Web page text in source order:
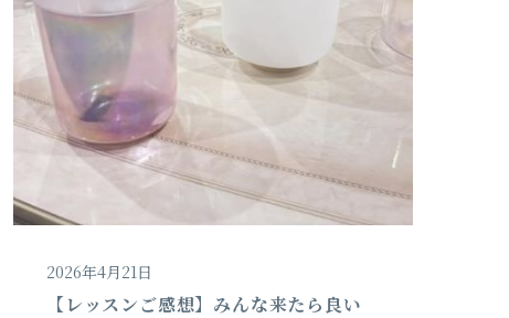
2026年4月21日
【レッスンご感想】みんな来たら良い